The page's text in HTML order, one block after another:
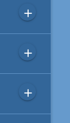
add
add
add